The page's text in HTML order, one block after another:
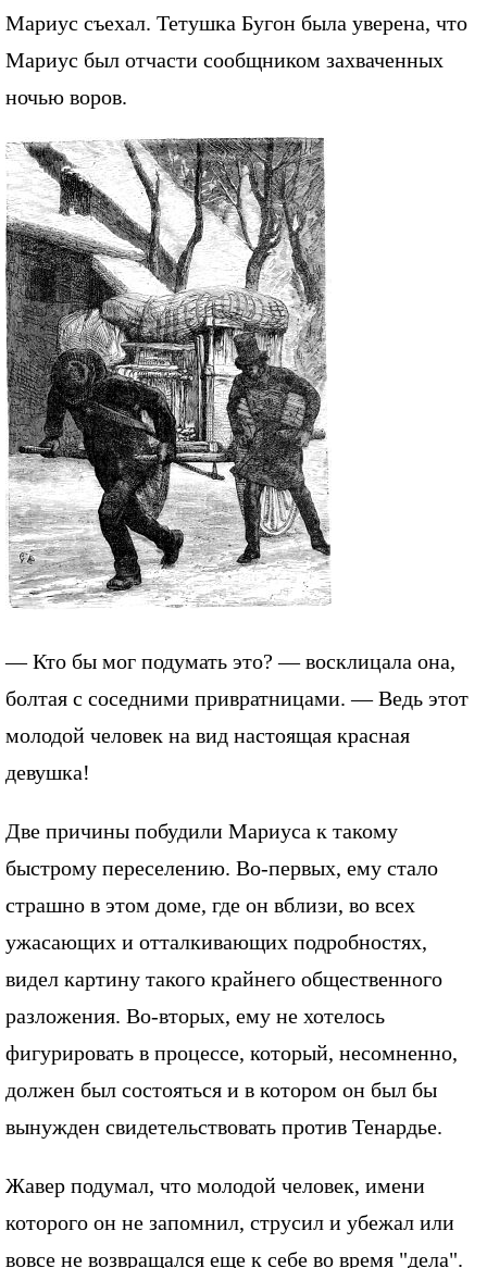
Мариус съехал. Тетушка Бугон была уверена, что
Мариус был отчасти сообщником захваченных
ночью воров.
— Кто бы мог подумать это? — восклицала она,
болтая с соседними привратницами. — Ведь этот
молодой человек на вид настоящая красная
девушка!
Две причины побудили Мариуса к такому
быстрому переселению. Во-первых, ему стало
страшно в этом доме, где он вблизи, во всех
ужасающих и отталкивающих подробностях,
видел картину такого крайнего общественного
разложения. Во-вторых, ему не хотелось
фигурировать в процессе, который, несомненно,
должен был состояться и в котором он был бы
вынужден свидетельствовать против Тенардье.
Жавер подумал, что молодой человек, имени
которого он не запомнил, струсил и убежал или
вовсе не возвращался еще к себе во время "дела".